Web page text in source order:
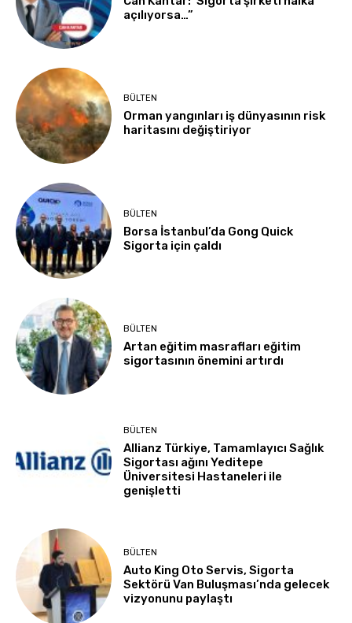
açılıyorsa…”
BÜLTEN
Orman yangınları iş dünyasının risk
haritasını değiştiriyor
BÜLTEN
Borsa İstanbul’da Gong Quick
Sigorta için çaldı
BÜLTEN
Artan eğitim masrafları eğitim
sigortasının önemini artırdı
BÜLTEN
Allianz Türkiye, Tamamlayıcı Sağlık
Sigortası ağını Yeditepe
Üniversitesi Hastaneleri ile
genişletti
BÜLTEN
Auto King Oto Servis, Sigorta
Sektörü Van Buluşması’nda gelecek
vizyonunu paylaştı